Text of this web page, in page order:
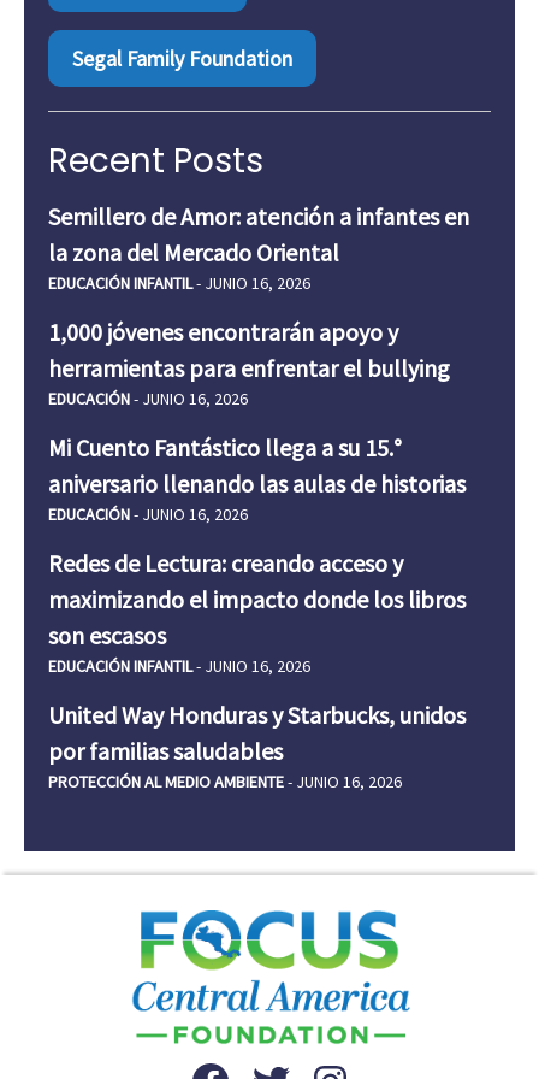
Segal Family Foundation
Recent Posts
Semillero de Amor: atención a infantes en
la zona del Mercado Oriental
EDUCACIÓN INFANTIL- JUNIO 16, 2026
1,000 jóvenes encontrarán apoyo y
herramientas para enfrentar el bullying
EDUCACIÓN- JUNIO 16, 2026
Mi Cuento Fantástico llega a su 15.°
aniversario llenando las aulas de historias
EDUCACIÓN- JUNIO 16, 2026
Redes de Lectura: creando acceso y
maximizando el impacto donde los libros
son escasos
EDUCACIÓN INFANTIL- JUNIO 16, 2026
United Way Honduras y Starbucks, unidos
por familias saludables
PROTECCIÓN AL MEDIO AMBIENTE- JUNIO 16, 2026